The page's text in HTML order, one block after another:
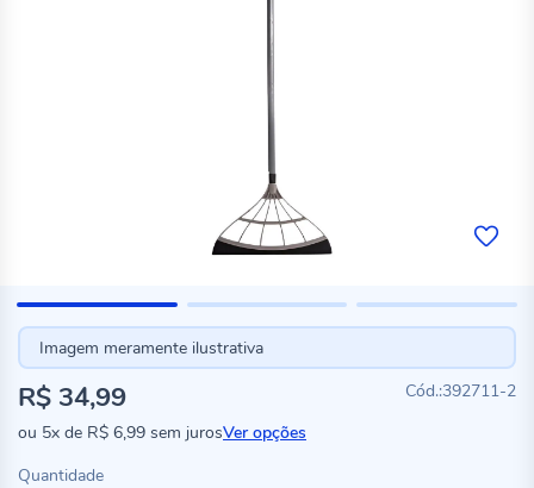
Imagem meramente ilustrativa
392711-2
R$ 34,99
ou 5x de R$ 6,99 sem jurosVer opções
Quantidade